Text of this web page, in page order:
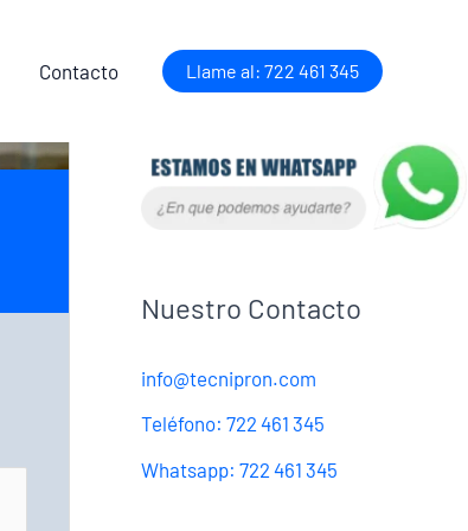
Contacto Llame al: 722 461 345
Nuestro Contacto
info@tecnipron.com
Teléfono: 722 461 345
Whatsapp: 722 461 345